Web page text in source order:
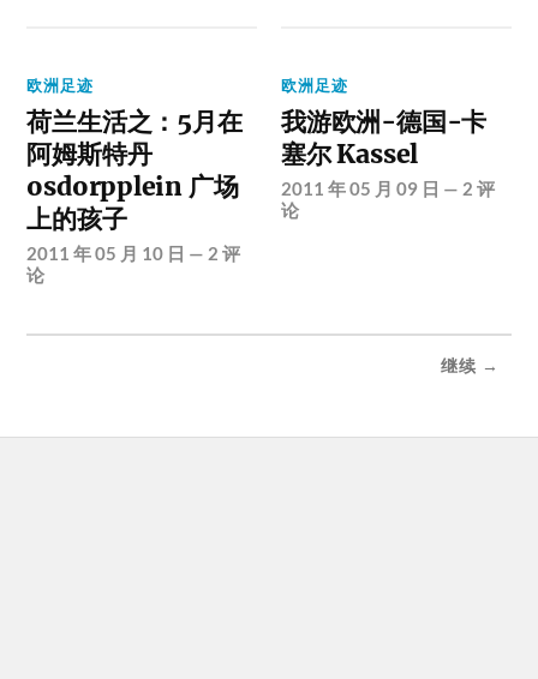
欧洲足迹
荷兰生活之：5月在
阿姆斯特丹
osdorpplein 广场
上的孩子
2011 年 05 月 10 日 — 2 评
论
欧洲足迹
我游欧洲-德国-卡
塞尔 Kassel
2011 年 05 月 09 日 — 2 评
论
继续 →